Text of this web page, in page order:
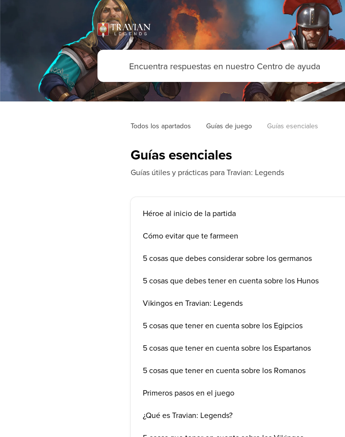
Todos los apartados Guías de juego Guías esenciales
Guías esenciales
Guías útiles y prácticas para Travian: Legends
Héroe al inicio de la partida
Cómo evitar que te farmeen
5 cosas que debes considerar sobre los germanos
5 cosas que debes tener en cuenta sobre los Hunos
Vikingos en Travian: Legends
5 cosas que tener en cuenta sobre los Egipcios
5 cosas que tener en cuenta sobre los Espartanos
5 cosas que tener en cuenta sobre los Romanos
Primeros pasos en el juego
¿Qué es Travian: Legends?